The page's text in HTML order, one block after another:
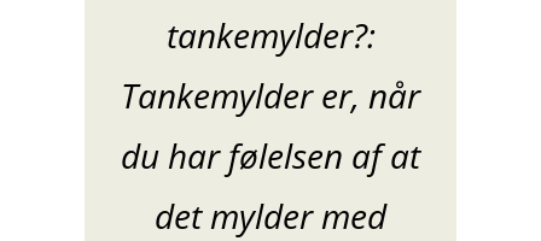
tankemylder?:
Tankemylder er, når
du har følelsen af at
det mylder med